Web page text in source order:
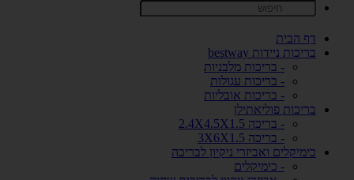
דף הבית
בריכות ניידות bestway
- בריכות מלבניות
- בריכות עגולות
- בריכות אובליות
בריכות פוליאתילן
- בריכה 2.4X4.5X1.5
- בריכה 3X6X1.5
כימיקלים ואביזרי ניקיון לבריכה
- כימיקלים